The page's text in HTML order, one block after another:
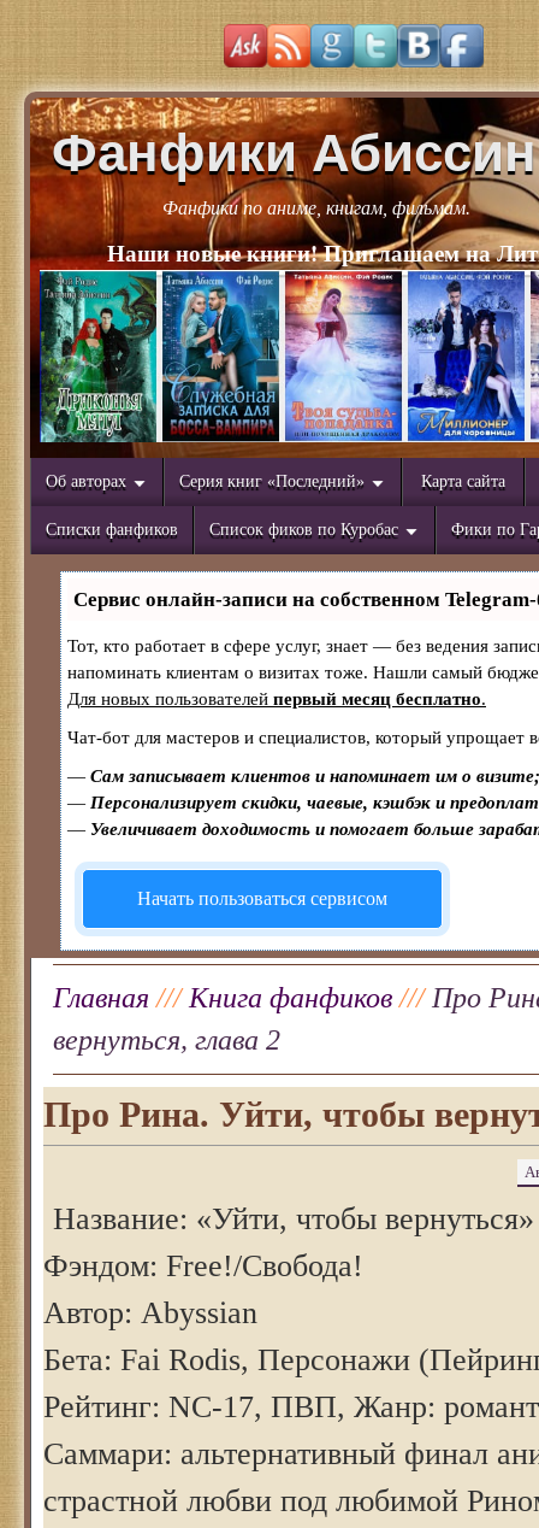
Фанфики Абиссин
Фанфики по аниме, книгам, фильмам.
Наши новые книги! Приглашаем на
Об авторах Серия книг «Последний» Карта сайта
Списки фанфиков Список фиков по Куробас Фики по
Сервис онлайн-записи на собственном Telegram-
Тот, кто работает в сфере услуг, знает — без ведения
напоминать клиентам о визитах тоже. Нашли самый
Для новых пользователей первый месяц бесплатно.
Чат-бот для мастеров и специалистов, который упрощает
— Сам записывает клиентов и напоминает им о визите;
— Персонализирует скидки, чаевые, кэшбэк и
— Увеличивает доходимость и помогает больше
Начать пользоваться сервисом
Главная /// Книга фанфиков/// Про
вернуться, глава 2
Про Рина. Уйти, чтобы
Название: «Уйти, чтобы вернуться»
Фэндом: Free!/Свобода!
Автор: Abyssian
Бета: Fai Rodis, Персонажи
Рейтинг: NC-17, ПВП, Жанр:
Саммари: альтернативный финал
страстной любви под любимой